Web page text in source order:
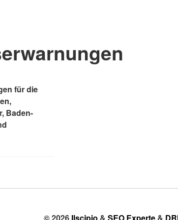
für die
Baden-